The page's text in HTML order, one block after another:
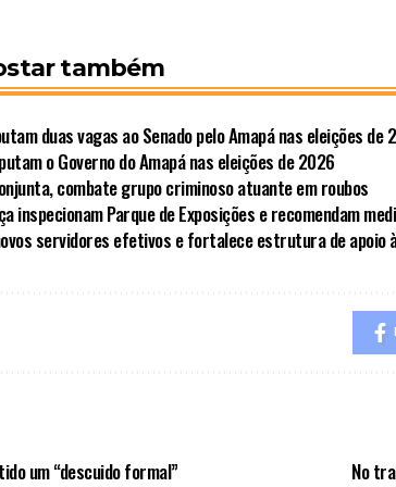
também
duas vagas ao Senado pelo Amapá nas eleições de
o Governo do Amapá nas eleições de 2026
combate grupo criminoso atuante em roubos
inspecionam Parque de Exposições e recomendam
servidores efetivos e fortalece estrutura de
um “descuido formal” No